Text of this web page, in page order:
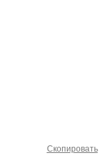
Скопировать